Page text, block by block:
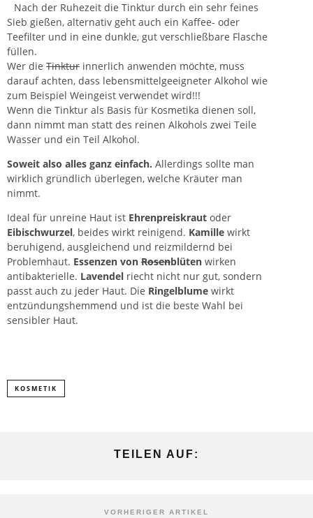
Nach der Ruhezeit die Tinktur durch ein sehr feines
Sieb gießen, alternativ geht auch ein Kaffee- oder
Teefilter und in eine dunkle, gut verschließbare Flasche
füllen.
Wer die Tinktur innerlich anwenden möchte, muss
darauf achten, dass lebensmittelgeeigneter Alkohol wie
zum Beispiel Weingeist verwendet wird!!!
Wenn die Tinktur als Basis für Kosmetika dienen soll,
dann nimmt man statt des reinen Alkohols zwei Teile
Wasser und ein Teil Alkohol.
Soweit also alles ganz einfach. Allerdings sollte man
wirklich gründlich überlegen, welche Kräuter man
nimmt.
Ideal für unreine Haut ist Ehrenpreiskraut oder
Eibischwurzel, beides wirkt reinigend. Kamille wirkt
beruhigend, ausgleichend und reizmildernd bei
Problemhaut. Essenzen von Rosenblüten wirken
antibakterielle. Lavendel riecht nicht nur gut, sondern
passt auch zu jeder Haut. Die Ringelblume wirkt
entzündungshemmend und ist die beste Wahl bei
sensibler Haut.
KOSMETIK
TEILEN AUF:
VORHERIGER ARTIKEL